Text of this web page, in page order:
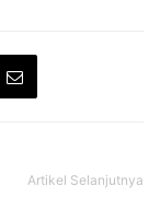
Artikel Selanjutnya